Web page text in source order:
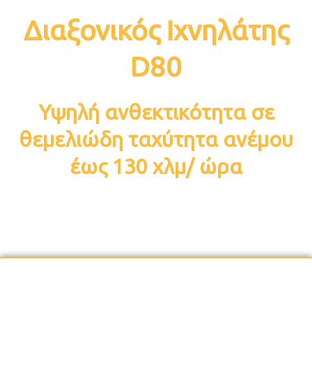
Διαξονικός Ιχνηλάτης
D80
Υψηλή ανθεκτικότητα σε
θεμελιώδη ταχύτητα ανέμου
έως 130 χλμ/ ώρα